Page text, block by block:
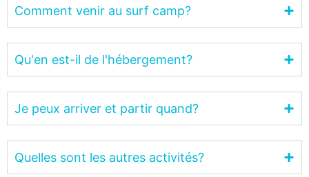
Comment venir au surf camp?
Qu'en est-il de l'hébergement?
Je peux arriver et partir quand?
Quelles sont les autres activités?